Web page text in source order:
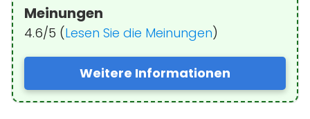
Meinungen
4.6/5 (Lesen Sie die Meinungen)
Weitere Informationen